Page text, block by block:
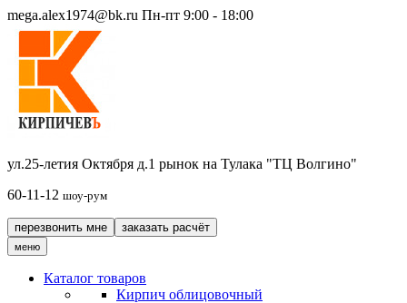
mega.alex1974@bk.ru Пн-пт 9:00 - 18:00
ул.25-летия Октября д.1 рынок на Тулака "ТЦ Волгино"
60-11-12 шоу-рум
перезвонить мне заказать расчёт
меню
Каталог товаров
Кирпич облицовочный